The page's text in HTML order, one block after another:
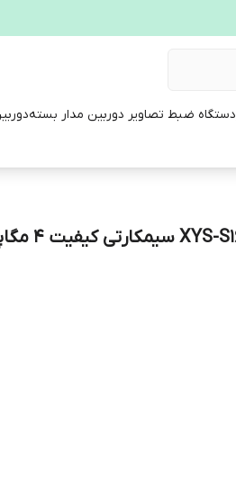
دستگاه ضبط تصاویر دوربین مدار بسته